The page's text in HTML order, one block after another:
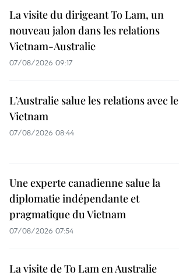
La visite du dirigeant To Lam, un
nouveau jalon dans les relations
Vietnam-Australie
07/08/2026 09:17
L’Australie salue les relations avec le
Vietnam
07/08/2026 08:44
Une experte canadienne salue la
diplomatie indépendante et
pragmatique du Vietnam
07/08/2026 07:54
La visite de To Lam en Australie